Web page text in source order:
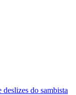
do sambista